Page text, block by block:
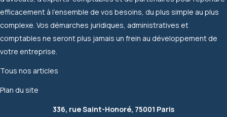
efficacement à l'ensemble de vos besoins, du plus simple au plus
complexe. Vos démarches juridiques, administratives et
comptables ne seront plus jamais un frein au développement de
votre entreprise.
Tous nos articles
Plan du site
336, rue Saint-Honoré, 75001 Paris